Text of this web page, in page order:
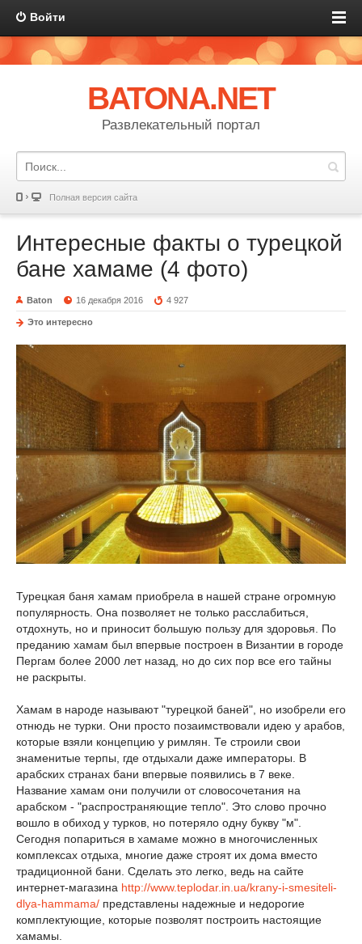
Войти
BATONA.NET
Развлекательный портал
Полная версия сайта
Интересные факты о турецкой
бане хамаме (4 фото)
Baton 16 декабря 2016 4 927
Это интересно
Турецкая баня хамам приобрела в нашей стране огромную
популярность. Она позволяет не только расслабиться,
отдохнуть, но и приносит большую пользу для здоровья. По
преданию хамам был впервые построен в Византии в городе
Пергам более 2000 лет назад, но до сих пор все его тайны
не раскрыты.
Хамам в народе называют "турецкой баней", но изобрели его
отнюдь не турки. Они просто позаимствовали идею у арабов,
которые взяли концепцию у римлян. Те строили свои
знаменитые терпы, где отдыхали даже императоры. В
арабских странах бани впервые появились в 7 веке.
Название хамам они получили от словосочетания на
арабском - "распространяющие тепло". Это слово прочно
вошло в обиход у турков, но потеряло одну букву "м".
Сегодня попариться в хамаме можно в многочисленных
комплексах отдыха, многие даже строят их дома вместо
традиционной бани. Сделать это легко, ведь на сайте
интернет-магазина http://www.teplodar.in.ua/krany-i-smesiteli-
dlya-hammama/ представлены надежные и недорогие
комплектующие, которые позволят построить настоящие
хамамы.